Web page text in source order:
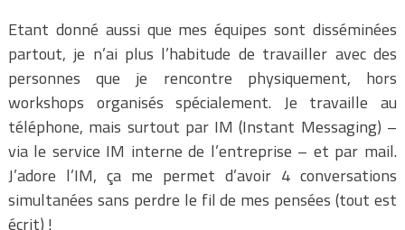
Etant donné aussi que mes équipes sont disséminées
partout, je n’ai plus l’habitude de travailler avec des
personnes que je rencontre physiquement, hors
workshops organisés spécialement. Je travaille au
téléphone, mais surtout par IM (Instant Messaging) –
via le service IM interne de l’entreprise – et par mail.
J’adore l’IM, ça me permet d’avoir 4 conversations
simultanées sans perdre le fil de mes pensées (tout est
écrit) !